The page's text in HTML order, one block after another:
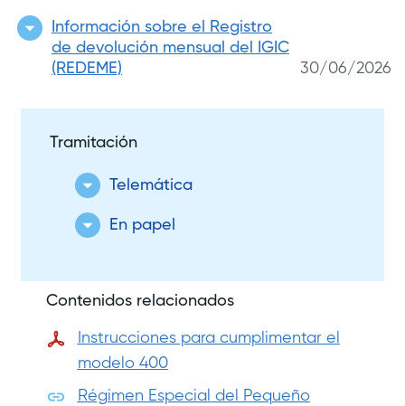
Información sobre el Registro
de devolución mensual del IGIC
(REDEME)
30/06/2026
Tramitación
Telemática
En papel
Contenidos relacionados
Instrucciones para cumplimentar el
modelo 400
Régimen Especial del Pequeño